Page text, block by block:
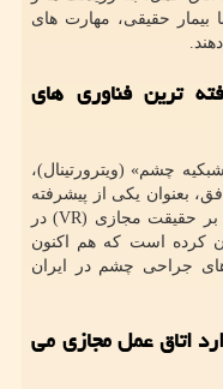
بیمار حقیقی، مهارت های
ترین فناوری های
چشم» (ویترورتینال)،
بعنوان یکی از پیشرفته
ترین فناوری های آموزش پزشکی مبتنی بر حقیقت مجازی (VR) در
کرده است که هم اکنون
سازهای جراحی چشم در ایران
اتاق عمل مجازی می